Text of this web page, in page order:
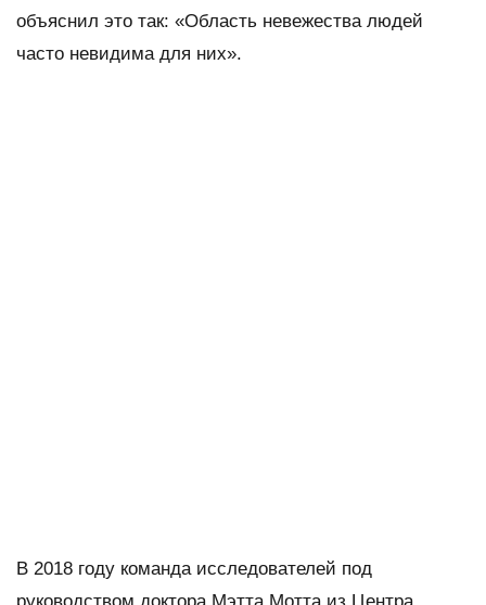
объяснил это так: «Область невежества людей
часто невидима для них».
В 2018 году команда исследователей под